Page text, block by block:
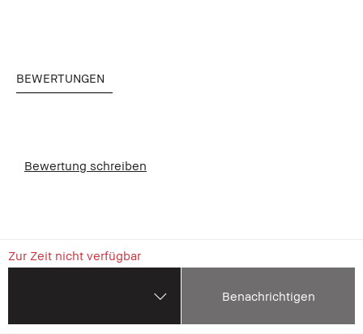
BEWERTUNGEN
Bewertung schreiben
Zur Zeit nicht verfügbar
Benachrichtigen